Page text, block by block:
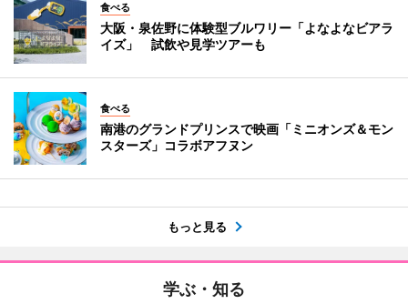
食べる
大阪・泉佐野に体験型ブルワリー「よなよなビアラ
イズ」 試飲や見学ツアーも
食べる
南港のグランドプリンスで映画「ミニオンズ＆モン
スターズ」コラボアフヌン
もっと見る
学ぶ・知る